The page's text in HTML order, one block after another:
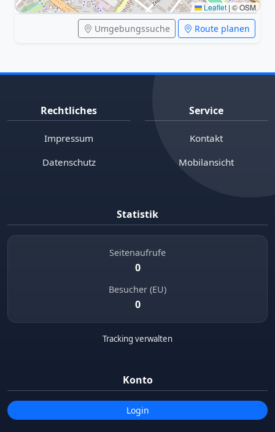
Leaflet | © OSM
Umgebungssuche Route planen
Rechtliches
Impressum
Datenschutz
Service
Kontakt
Mobilansicht
Statistik
Seitenaufrufe
0
Besucher (EU)
0
Tracking verwalten
Konto
Login